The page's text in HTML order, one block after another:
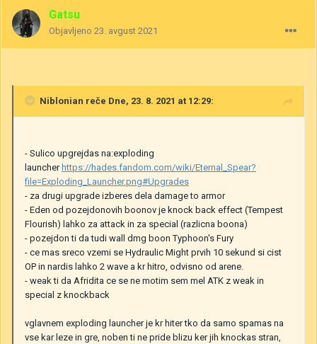
Gatsu
Objavljeno 23. avgust 2021
Niblonian reče Dne, 23. 8. 2021 at 12:29:
- Sulico upgrejdas na:exploding
launcher https://hades.fandom.com/wiki/Eternal_Spear?
file=Exploding_Launcher.png#Upgrades
- za drugi upgrade izberes dela damage to armor
- Eden od pozejdonovih boonov je knock back effect (Tempest
Flourish) lahko za attack in za special (razlicna boona)
- pozejdon ti da tudi wall dmg boon Typhoon's Fury
- ce mas sreco vzemi se Hydraulic Might prvih 10 sekund si cist
OP in nardis lahko 2 wave a kr hitro, odvisno od arene.
- weak ti da Afridita ce se ne motim sem mel ATK z weak in
special z knockback
vglavnem exploding launcher je kr hiter tko da samo spamas na
vse kar leze in gre, noben ti ne pride blizu ker jih knockas stran,